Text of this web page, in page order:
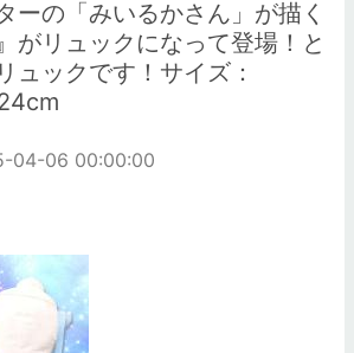
ーの「みいるかさん」が描く
がリュックになって登場！と
ュックです！サイズ：
04-06 00:00:00